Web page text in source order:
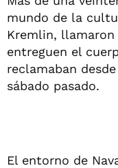
mundo de la
Kremlin,
entreguen el
reclamaban
sábado pasado.
El entorno de